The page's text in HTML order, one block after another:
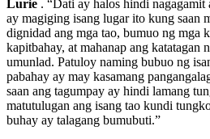
Lurie . “Dati ay halos hindi nagagamit
ay magiging isang lugar ito kung saan
dignidad ang mga tao, bumuo ng mga
kapitbahay, at mahanap ang katatagan
umunlad. Patuloy naming bubuo ng
pabahay ay may kasamang
saan ang tagumpay ay hindi lamang
matutulugan ang isang tao kundi
buhay ay talagang bumubuti.”